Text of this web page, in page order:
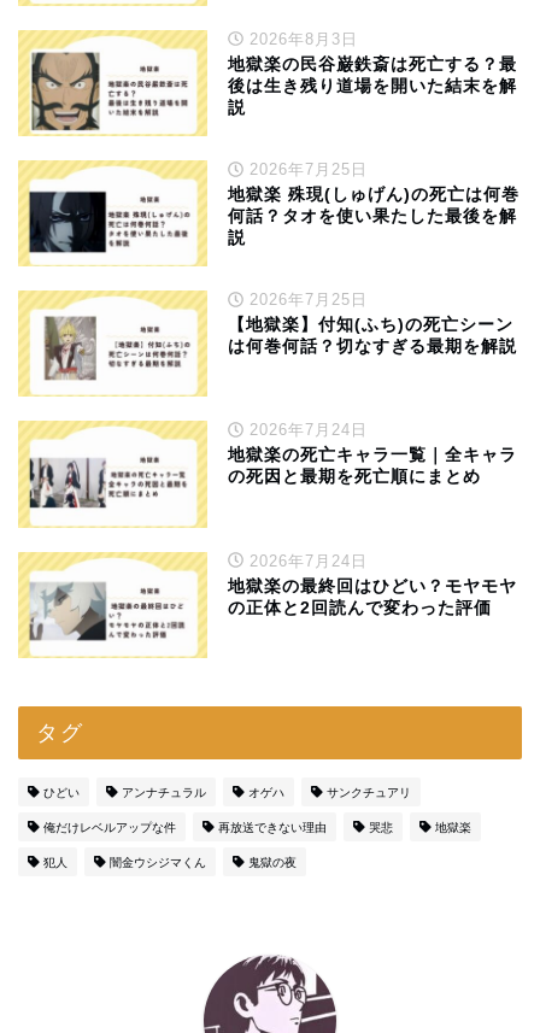
2026年8月3日
地獄楽の民谷巌鉄斎は死亡する？最
後は生き残り道場を開いた結末を解
説
2026年7月25日
地獄楽 殊現(しゅげん)の死亡は何巻
何話？タオを使い果たした最後を解
説
2026年7月25日
【地獄楽】付知(ふち)の死亡シーン
は何巻何話？切なすぎる最期を解説
2026年7月24日
地獄楽の死亡キャラ一覧｜全キャラ
の死因と最期を死亡順にまとめ
2026年7月24日
地獄楽の最終回はひどい？モヤモヤ
の正体と2回読んで変わった評価
タグ
ひどい アンナチュラル オゲハ サンクチュアリ
俺だけレベルアップな件 再放送できない理由 哭悲 地獄楽
犯人 闇金ウシジマくん 鬼獄の夜